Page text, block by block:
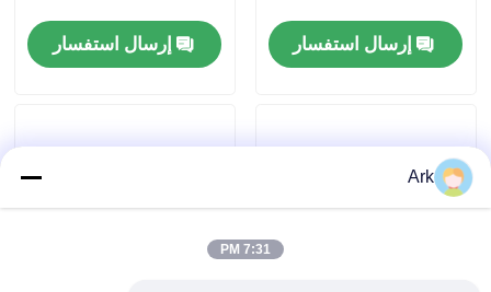
أخبار
طلب اقتباس
قطع غيار Liugong
إرسال استفسار إرسال استفسار
Ark
7:31 PM